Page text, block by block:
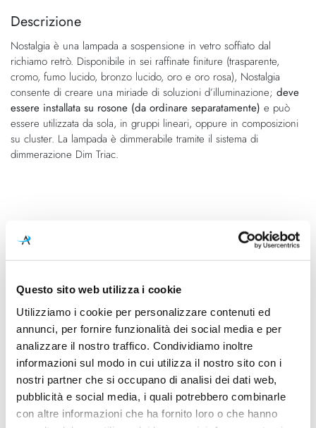
Questo sito web utilizza i cookie
Utilizziamo i cookie per personalizzare contenuti ed
annunci, per fornire funzionalità dei social media e per
analizzare il nostro traffico. Condividiamo inoltre
informazioni sul modo in cui utilizza il nostro sito con i
nostri partner che si occupano di analisi dei dati web,
pubblicità e social media, i quali potrebbero combinarle
con altre informazioni che ha fornito loro o che hanno
fine
galleria
di
immagini
della
di
immagini
Descrizione
Nostalgia è una lampada a sospensione in vetro soffiato dal
richiamo retrò. Disponibile in sei raffinate finiture (trasparente,
cromo, fumo lucido, bronzo lucido, oro e oro rosa), Nostalgia
consente di creare una miriade di soluzioni d’illuminazione; deve
essere installata su rosone (da ordinare separatamente) e può
essere utilizzata da sola, in gruppi lineari, oppure in composizioni
su cluster. La lampada è dimmerabile tramite il sistema di
dimmerazione Dim Triac.
Caratteristiche
Cod.Art.
Designer
Ø200mm - H215mm (H
4000mm max lunghezza cavo)
Led integrato
Potenza e attacco
7W - 2700K - 1280Lm -
350mA
Dimmerazione
Taglio di fase
Classe energetica